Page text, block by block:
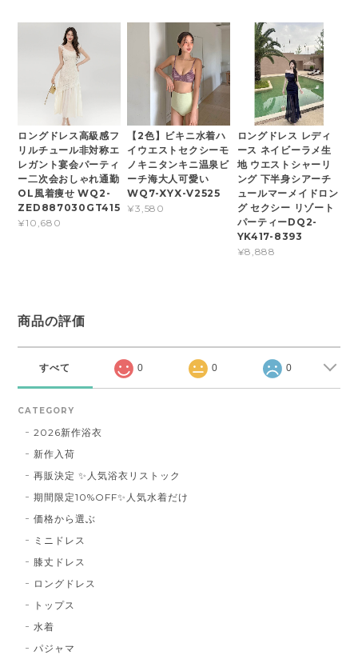
ロングドレス高級感フ
リルチュール非対称エ
レガント宴会パーティ
ー二次会おしゃれ通勤
OL風着痩せ WQ2-
ZED887030GT415
¥10,680
【2色】ビキニ水着ハ
イウエストセクシーモ
ノキニタンキニ温泉ビ
ーチ海大人可愛い
WQ7-XYX-V2525
¥3,580
ロングドレス レディ
ース ネイビーラメ生
地 ウエストシャーリ
ング 下半身シアーチ
ュールマーメイドロン
グ セクシー リゾート
パーティーDQ2-
YK417-8393
¥8,888
商品の評価
すべて 0 0 0
CATEGORY
2026新作浴衣
新作入荷
再販決定 ✨人気浴衣リストック
期間限定10%OFF✨人気水着だけ
価格から選ぶ
ミニドレス
膝丈ドレス
ロングドレス
トップス
水着
パジャマ